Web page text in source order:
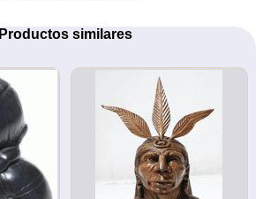
Productos similares